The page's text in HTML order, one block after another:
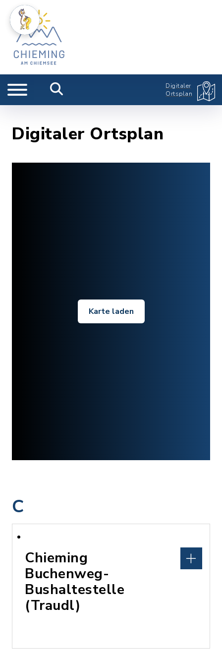
Digitaler
Ortsplan
Digitaler Ortsplan
Karte laden
C
Chieming
Buchenweg-
Bushaltestelle
(Traudl)